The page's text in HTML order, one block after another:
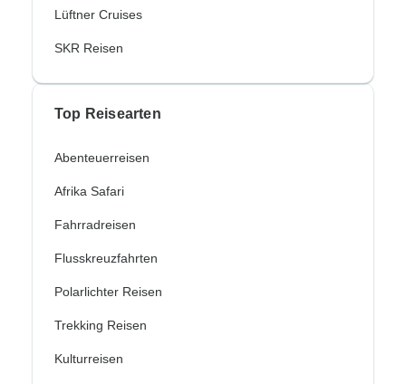
Lüftner Cruises
SKR Reisen
Top Reisearten
Abenteuerreisen
Afrika Safari
Fahrradreisen
Flusskreuzfahrten
Polarlichter Reisen
Trekking Reisen
Kulturreisen